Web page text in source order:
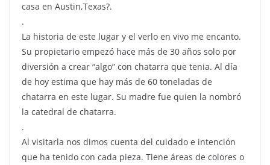
casa en Austin,Texas?.
.
La historia de este lugar y el verlo en vivo me encanto.
Su propietario empezó hace más de 30 años solo por
diversión a crear “algo” con chatarra que tenia. Al día
de hoy estima que hay más de 60 toneladas de
chatarra en este lugar. Su madre fue quien la nombró
la catedral de chatarra.
.
Al visitarla nos dimos cuenta del cuidado e intención
que ha tenido con cada pieza. Tiene áreas de colores o